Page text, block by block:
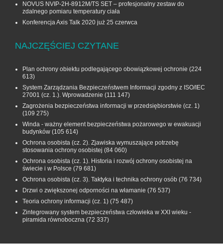
NOVUS NVIP-2H-8912M/TS SET – profesjonalny zestaw do
zdalnego pomiaru temperatury ciała
Konferencja Axis Talk 2020 już 25 czerwca
NAJCZĘŚCIEJ CZYTANE
Plan ochrony obiektu podlegającego obowiązkowej ochronie (224
613)
System Zarządzania Bezpieczeństwem Informacji zgodny z ISO/IEC
27001 (cz. 1.). Wprowadzenie (111 147)
Zagrożenia bezpieczeństwa informacji w przedsiębiorstwie (cz. 1)
(109 275)
Winda - ważny element bezpieczeństwa pożarowego w ewakuacji
budynków (105 614)
Ochrona osobista (cz. 2). Zjawiska wymuszające potrzebę
stosowania ochrony osobistej (84 060)
Ochrona osobista (cz. 1). Historia i rozwój ochrony osobistej na
świecie i w Polsce (79 681)
Ochrona osobista (cz. 3). Taktyka i technika ochrony osób (76 734)
Drzwi o zwiększonej odporności na włamanie (76 537)
Teoria ochrony informacji (cz. 1) (75 487)
Zintegrowany system bezpieczeństwa człowieka w XXI wieku -
piramida równoboczna (72 337)